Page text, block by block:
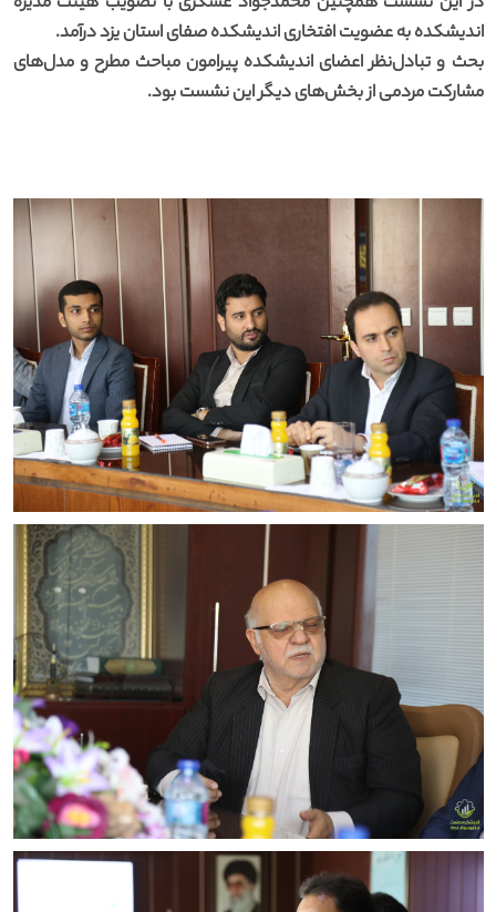
اندیشکده به عضویت افتخاری اندیشکده صفای استان یزد درآمد.
بحث و تبادل‌نظر اعضای اندیشکده پیرامون مباحث مطرح و مدل‌های
مشارکت مردمی از بخش‌های دیگر این نشست بود.